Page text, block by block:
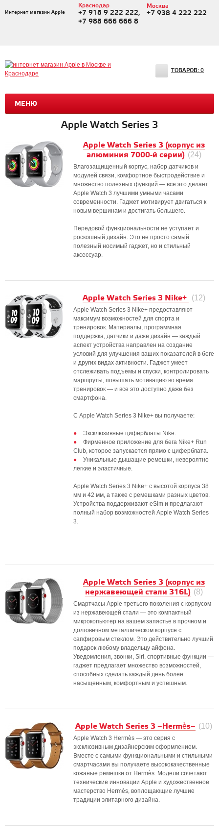
Интернет магазин Apple
Краснодар
+7 918 9 222 222,
+7 988 666 666 8
Москва
+7 938 4 222 222
МЕНЮ
ТОВАРОВ: 0
Apple Watch Series 3
Apple Watch Series 3 (корпус из
алюминия 7000-й серии) (24)
Влагозащищенный корпус, набор датчиков и
модулей связи, комфортное быстродействие и
множество полезных функций — все это делает
Apple Watch 3 лучшими умными часами
современности. Гаджет мотивирует двигаться к
новым вершинам и достигать большего.
Передовой функциональности не уступает и
роскошный дизайн. Это не просто самый
полезный носимый гаджет, но и стильный
аксессуар.
Apple Watch Series 3 Nike+ (12)
Apple Watch Series 3 Nike+ предоставляют
максимум возможностей для спорта и
тренировок. Материалы, программная
поддержка, датчики и даже дизайн — каждый
аспект устройства направлен на создание
условий для улучшения ваших показателей в беге
и других видах активности. Гаджет умеет
отслеживать подъемы и спуски, контролировать
маршруты, повышать мотивацию во время
тренировок — и все это доступно даже без
смартфона.
С Apple Watch Series 3 Nike+ вы получаете:
Эксклюзивные циферблаты Nike.
Фирменное приложение для бега Nike+ Run
Club, которое запускается прямо с циферблата.
Уникальные дышащие ремешки, невероятно
легкие и эластичные.
Apple Watch Series 3 Nike+ с высотой корпуса 38
мм и 42 мм, а также с ремешками разных цветов.
Устройства поддерживают eSim и предлагают
полный набор возможностей Apple Watch Series
3.
Apple Watch Series 3 (корпус из
нержавеющей стали 316L) (8)
Смартчасы Apple третьего поколения с корпусом
из нержавеющей стали — это компактный
микрокопьютер на вашем запястье в прочном и
долговечном металлическом корпусе с
сапфировым стеклом. Это действительно лучший
подарок любому владельцу айфона.
Уведомления, звонки, Siri, спортивные функции —
гаджет предлагает множество возможностей,
способных сделать каждый день более
насыщенным, комфортным и успешным.
Apple Watch Series 3 –Hermès– (10)
Apple Watch 3 Hermès — это серия с
эксклюзивным дизайнерским оформлением.
Вместе с самыми функциональными и стильными
смартчасами вы получаете высококачественные
кожаные ремешки от Hermès. Модели сочетают
технические инновации Apple и художественное
мастерство Hermès, воплощающие лучшие
традиции элитарного дизайна.